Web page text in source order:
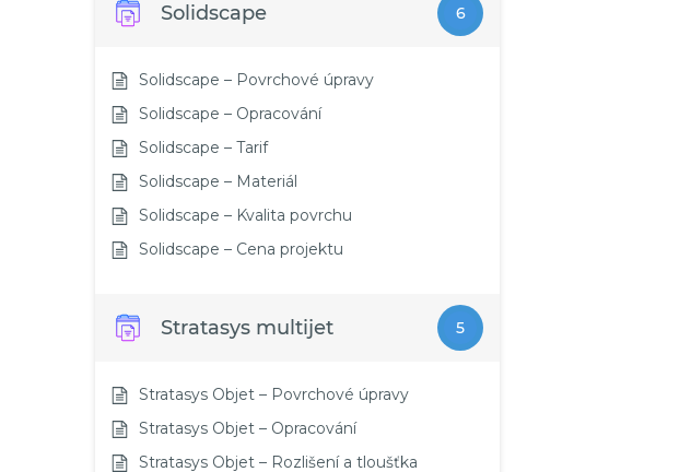
Solidscape 6
Solidscape – Povrchové úpravy
Solidscape – Opracování
Solidscape – Tarif
Solidscape – Materiál
Solidscape – Kvalita povrchu
Solidscape – Cena projektu
Stratasys multijet 5
Stratasys Objet – Povrchové úpravy
Stratasys Objet – Opracování
Stratasys Objet – Rozlišení a tloušťka